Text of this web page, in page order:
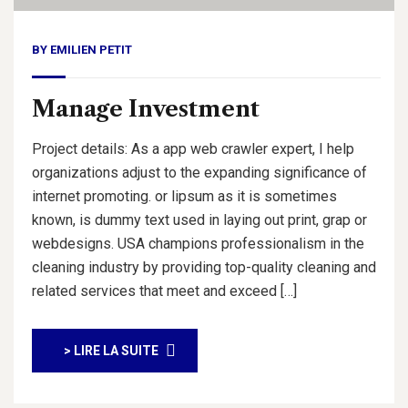
BY EMILIEN PETIT
Manage Investment
Project details: As a app web crawler expert, I help
organizations adjust to the expanding significance of
internet promoting. or lipsum as it is sometimes
known, is dummy text used in laying out print, grap or
webdesigns. USA champions professionalism in the
cleaning industry by providing top-quality cleaning and
related services that meet and exceed […]
> LIRE LA SUITE